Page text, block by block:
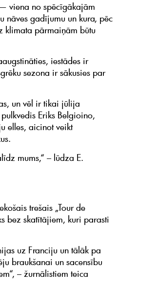
viena no spēcīgākajām
nāves gadījumu un kura, pēc
klimata pārmaiņām būtu
iestādes ir
sezona ir sākusies par
un vēl ir tikai jūlija
Eriks Belgioino,
elles, aicinot veikt
mums,“ – lūdza E.
trešais „Tour de
bez skatītājiem, kuri parasti
uz Franciju un tālāk pa
braukšanai un sacensību
– žurnālistiem teica